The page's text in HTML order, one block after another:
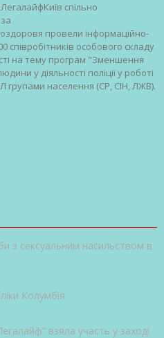
спільно
провели інформаційно-
співробітників особового складу
на тему програм "Зменшення
у діяльності поліції у роботі
групами населення (СР, СІН, ЛЖВ).
з сексуальним насильством в
Колумбія
взяла участь у заході